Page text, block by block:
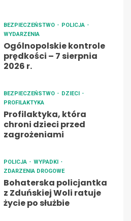
BEZPIECZEŃSTWO
POLICJA
WYDARZENIA
Ogólnopolskie kontrole
prędkości – 7 sierpnia
2026 r.
BEZPIECZEŃSTWO
DZIECI
PROFILAKTYKA
Profilaktyka, która
chroni dzieci przed
zagrożeniami
POLICJA
WYPADKI
ZDARZENIA DROGOWE
Bohaterska policjantka
z Zduńskiej Woli ratuje
życie po służbie